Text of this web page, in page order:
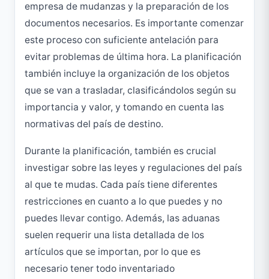
empresa de mudanzas y la preparación de los
documentos necesarios. Es importante comenzar
este proceso con suficiente antelación para
evitar problemas de última hora. La planificación
también incluye la organización de los objetos
que se van a trasladar, clasificándolos según su
importancia y valor, y tomando en cuenta las
normativas del país de destino.
Durante la planificación, también es crucial
investigar sobre las leyes y regulaciones del país
al que te mudas. Cada país tiene diferentes
restricciones en cuanto a lo que puedes y no
puedes llevar contigo. Además, las aduanas
suelen requerir una lista detallada de los
artículos que se importan, por lo que es
necesario tener todo inventariado